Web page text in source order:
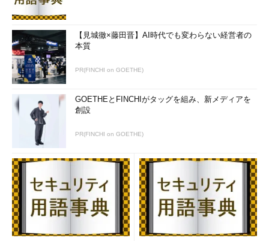
【見城徹×藤田晋】AI時代でも変わらない経営者の
本質
PR(FINCHI on GOETHE)
GOETHEとFINCHIがタッグを組み、新メディアを
創設
PR(FINCHI on GOETHE)